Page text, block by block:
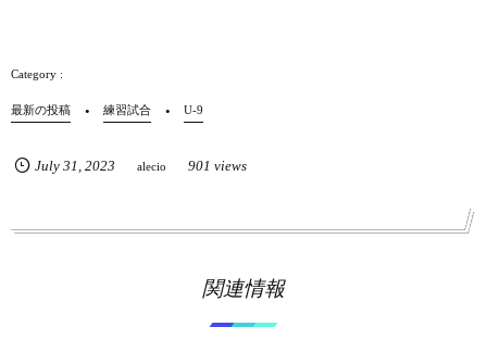
最新の投稿 練習試合 U-9
July 31 , 2023 alecio 901 views
関連情報